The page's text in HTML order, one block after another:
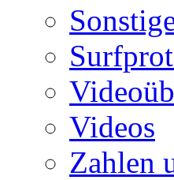
Videos
Zahlen